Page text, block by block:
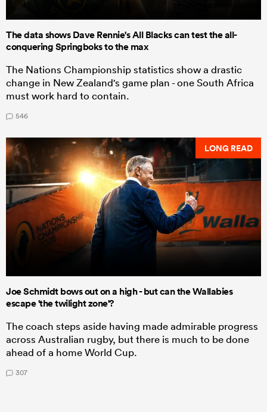
The data shows Dave Rennie's All Blacks can test the all-
conquering Springboks to the max
The Nations Championship statistics show a drastic
change in New Zealand's game plan - one South Africa
must work hard to contain.
546
LONG READ
Joe Schmidt bows out on a high - but can the Wallabies
escape 'the twilight zone'?
The coach steps aside having made admirable progress
across Australian rugby, but there is much to be done
ahead of a home World Cup.
307